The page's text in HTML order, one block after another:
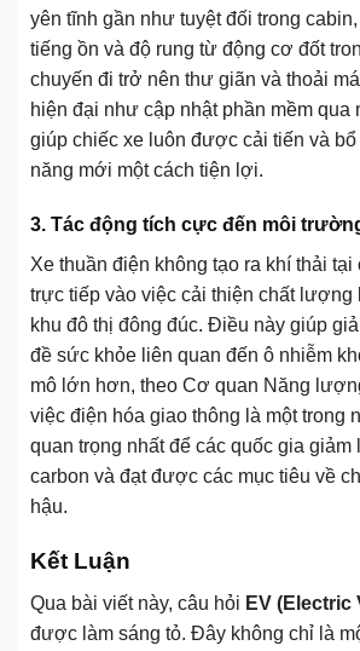
yên tĩnh gần như tuyệt đối trong
tiếng ồn và độ rung từ động cơ đốt
chuyến đi trở nên thư giãn và thoải
hiện đại như cập nhật phần mềm qua
giúp chiếc xe luôn được cải tiến và bổ
năng mới một cách tiện lợi.
3. Tác động tích cực đến môi
Xe thuần điện không tạo ra khí thải tại
trực tiếp vào việc cải thiện chất lượng
khu đô thị đông đúc. Điều này giúp
đề sức khỏe liên quan đến ô nhiễm
mô lớn hơn, theo Cơ quan Năng
việc điện hóa giao thông là một trong
quan trọng nhất để các quốc gia
carbon và đạt được các mục tiêu về
hậu.
Kết Luận
Qua bài viết này, câu hỏi EV (Electric
được làm sáng tỏ. Đây không chỉ là